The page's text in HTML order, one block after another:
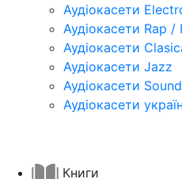
Аудіокасети
Аудіокасети Rap
Аудіокасети
Аудіокасети Jazz
Аудіокасети
Аудіокасети
Книги